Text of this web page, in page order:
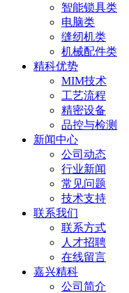
智能锁具类
电脑类
缝纫机类
机械配件类
精科优势
MIM技术
工艺流程
精密设备
品控与检测
新闻中心
公司动态
行业新闻
常见问题
技术支持
联系我们
联系方式
人才招聘
在线留言
嘉兴精科
公司简介